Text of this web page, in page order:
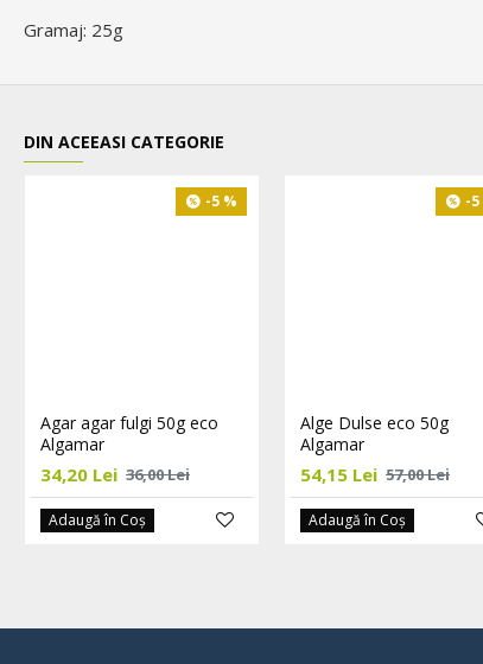
Gramaj: 25g
DIN ACEEASI CATEGORIE
-5 %
Agar agar fulgi 50g eco
Algamar
34,20 Lei 36,00 Lei
Adaugă în Coş
-5
Alge Dulse eco 50g
Algamar
54,15 Lei 57,00 Lei
Adaugă în Coş